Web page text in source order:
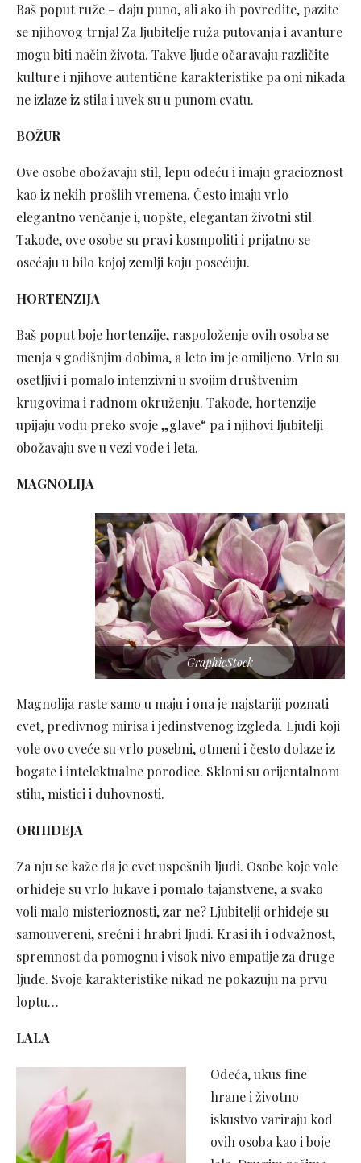
Baš poput ruže – daju puno, ali ako ih povredite, pazite
se njihovog trnja! Za ljubitelje ruža putovanja i avanture
mogu biti način života. Takve ljude očaravaju različite
kulture i njihove autentične karakteristike pa oni nikada
ne izlaze iz stila i uvek su u punom cvatu.
BOŽUR
Ove osobe obožavaju stil, lepu odeću i imaju gracioznost
kao iz nekih prošlih vremena. Često imaju vrlo
elegantno venčanje i, uopšte, elegantan životni stil.
Takođe, ove osobe su pravi kosmpoliti i prijatno se
osećaju u bilo kojoj zemlji koju posećuju.
HORTENZIJA
Baš poput boje hortenzije, raspoloženje ovih osoba se
menja s godišnjim dobima, a leto im je omiljeno. Vrlo su
osetljivi i pomalo intenzivni u svojim društvenim
krugovima i radnom okruženju. Takođe, hortenzije
upijaju vodu preko svoje „glave“ pa i njihovi ljubitelji
obožavaju sve u vezi vode i leta.
MAGNOLIJA
GraphicStock
Magnolija raste samo u maju i ona je najstariji poznati
cvet, predivnog mirisa i jedinstvenog izgleda. Ljudi koji
vole ovo cveće su vrlo posebni, otmeni i često dolaze iz
bogate i intelektualne porodice. Skloni su orijentalnom
stilu, mistici i duhovnosti.
ORHIDEJA
Za nju se kaže da je cvet uspešnih ljudi. Osobe koje vole
orhideje su vrlo lukave i pomalo tajanstvene, a svako
voli malo misterioznosti, zar ne? Ljubitelji orhideje su
samouvereni, srećni i hrabri ljudi. Krasi ih i odvažnost,
spremnost da pomognu i visok nivo empatije za druge
ljude. Svoje karakteristike nikad ne pokazuju na prvu
loptu…
LALA
Odeća, ukus fine
hrane i životno
iskustvo variraju kod
ovih osoba kao i boje